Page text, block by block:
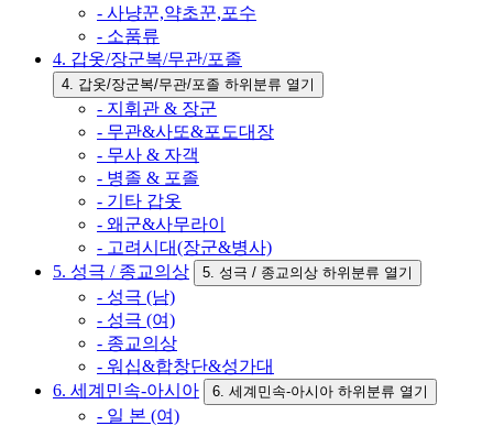
- 사냥꾼,약초꾼,포수
- 소품류
4. 갑옷/장군복/무관/포졸
4. 갑옷/장군복/무관/포졸 하위분류 열기
- 지휘관 & 장군
- 무관&사또&포도대장
- 무사 & 자객
- 병졸 & 포졸
- 기타 갑옷
- 왜군&사무라이
- 고려시대(장군&병사)
5. 성극 / 종교의상
5. 성극 / 종교의상 하위분류 열기
- 성극 (남)
- 성극 (여)
- 종교의상
- 워십&합창단&성가대
6. 세계민속-아시아
6. 세계민속-아시아 하위분류 열기
- 일 본 (여)